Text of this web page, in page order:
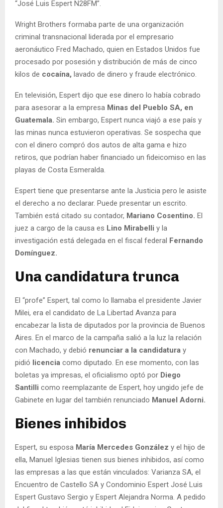
“José Luis Espert N28FM”.
Wright Brothers formaba parte de una organización
criminal transnacional liderada por el empresario
aeronáutico Fred Machado, quien en Estados Unidos fue
procesado por posesión y distribución de más de cinco
kilos de cocaína, lavado de dinero y fraude electrónico.
En televisión, Espert dijo que ese dinero lo había cobrado
para asesorar a la empresa Minas del Pueblo SA, en
Guatemala. Sin embargo, Espert nunca viajó a ese país y
las minas nunca estuvieron operativas. Se sospecha que
con el dinero compró dos autos de alta gama e hizo
retiros, que podrían haber financiado un fideicomiso en las
playas de Costa Esmeralda.
Espert tiene que presentarse ante la Justicia pero le asiste
el derecho a no declarar. Puede presentar un escrito.
También está citado su contador, Mariano Cosentino. El
juez a cargo de la causa es Lino Mirabelli y la
investigación está delegada en el fiscal federal Fernando
Domínguez.
Una candidatura trunca
El “profe” Espert, tal como lo llamaba el presidente Javier
Milei, era el candidato de La Libertad Avanza para
encabezar la lista de diputados por la provincia de Buenos
Aires. En el marco de la campaña salió a la luz la relación
con Machado, y debió renunciar a la candidatura y
pidió licencia como diputado. En ese momento, con las
boletas ya impresas, el oficialismo optó por Diego
Santilli como reemplazante de Espert, hoy ungido jefe de
Gabinete en lugar del también renunciado Manuel Adorni.
Bienes inhibidos
Espert, su esposa María Mercedes González y el hijo de
ella, Manuel Iglesias tienen sus bienes inhibidos, así como
las empresas a las que están vinculados: Varianza SA, el
Encuentro de Castello SA y Condominio Espert José Luis
Espert Gustavo Sergio y Espert Alejandra Norma. A pedido